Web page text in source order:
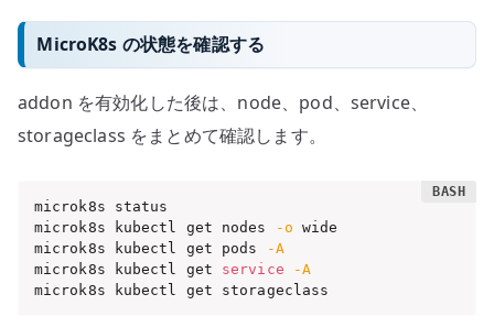
MicroK8s の状態を確認する
addon を有効化した後は、node、pod、service、
storageclass をまとめて確認します。
microk8s status
microk8s kubectl get nodes
-o wide
microk8s kubectl get pods
-A
microk8s kubectl get service
-A
microk8s kubectl get storageclass